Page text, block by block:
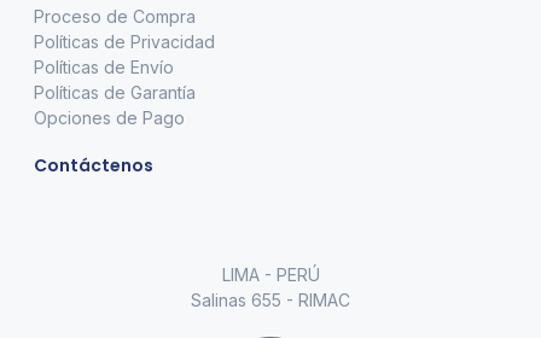
Proceso de Compra
Políticas de Privacidad
Políticas de Envío
Políticas de Garantía
Opciones de Pago
Contáctenos
LIMA - PERÚ
Salinas 655 - RIMAC